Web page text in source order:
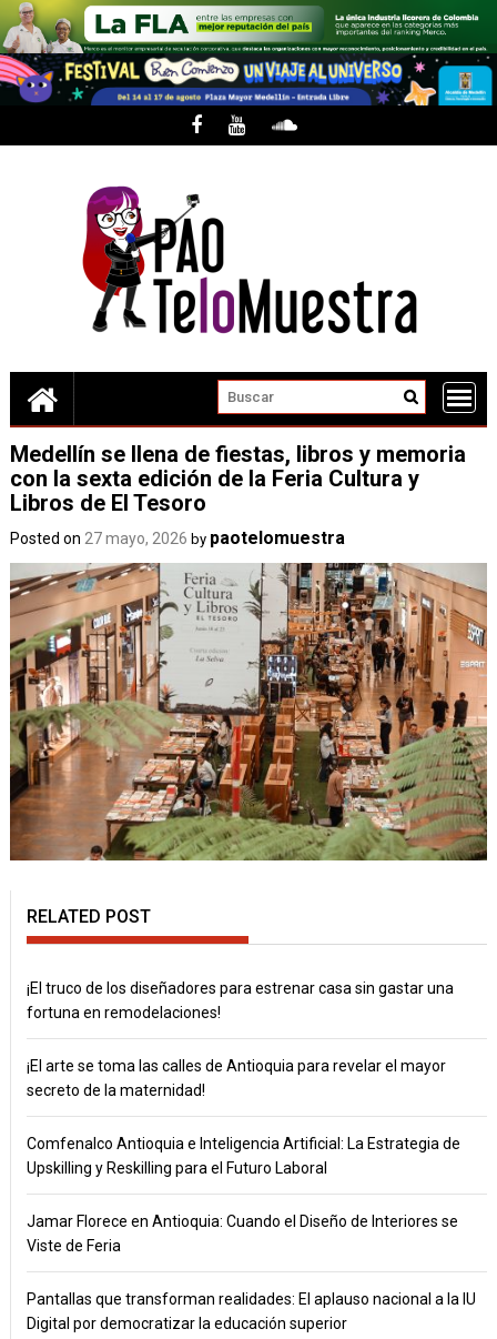
Medellín se llena de fiestas, libros y memoria
con la sexta edición de la Feria Cultura y
Libros de El Tesoro
Posted on 27 mayo, 2026 by paotelomuestra
RELATED POST
¡El truco de los diseñadores para estrenar casa sin gastar una
fortuna en remodelaciones!
¡El arte se toma las calles de Antioquia para revelar el mayor
secreto de la maternidad!
Comfenalco Antioquia e Inteligencia Artificial: La Estrategia de
Upskilling y Reskilling para el Futuro Laboral
Jamar Florece en Antioquia: Cuando el Diseño de Interiores se
Viste de Feria
Pantallas que transforman realidades: El aplauso nacional a la IU
Digital por democratizar la educación superior